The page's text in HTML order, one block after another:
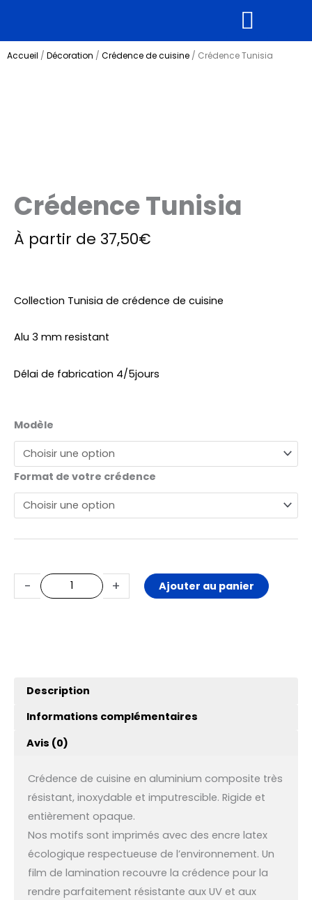
Accueil / Décoration / Crédence de cuisine / Crédence Tunisia
Crédence Tunisia
À partir de 37,50€
Collection Tunisia de crédence de cuisine
Alu 3 mm resistant
Délai de fabrication 4/5jours
Modèle
Format de votre crédence
-
quantité
de
Crédence
Tunisia
+ Ajouter au panier
Description
Informations complémentaires
Avis (0)
Crédence de cuisine en aluminium composite très
résistant, inoxydable et imputrescible. Rigide et
entièrement opaque.
Nos motifs sont imprimés avec des encre latex
écologique respectueuse de l’environnement. Un
film de lamination recouvre la crédence pour la
rendre parfaitement résistante aux UV et aux